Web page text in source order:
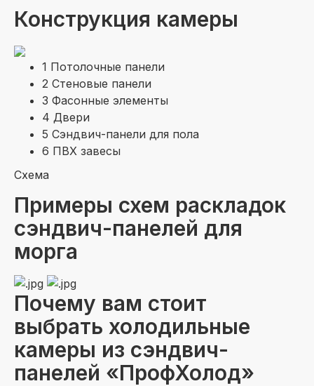
Конструкция камеры
1 Потолочные панели
2 Стеновые панели
3 Фасонные элементы
4 Двери
5 Сэндвич-панели для пола
6 ПВХ завесы
Схема
Примеры схем раскладок
сэндвич-панелей для
морга
Почему вам стоит
выбрать холодильные
камеры из сэндвич-
панелей «ПрофХолод»